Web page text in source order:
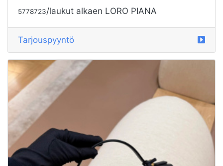
5778723/laukut alkaen LORO PIANA
Tarjouspyyntö